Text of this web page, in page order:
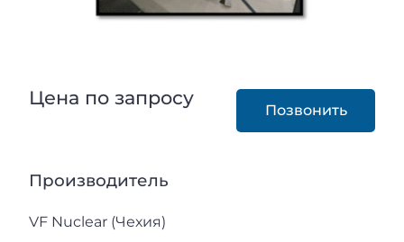
Цена по запросу
Позвонить
Производитель
VF Nuclear (Чехия)